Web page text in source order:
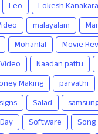
Leo Lokesh
malayalam
Mohanlal Movie
Naadan pattu
Making parvathi
Salad
Software Song